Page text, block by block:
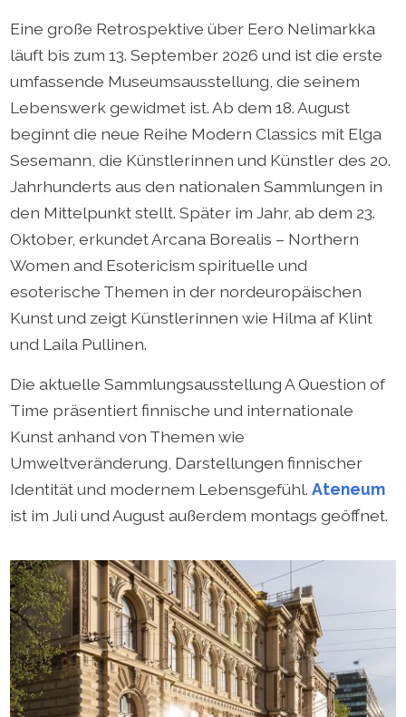
Eine große Retrospektive über Eero Nelimarkka
läuft bis zum 13. September 2026 und ist die erste
umfassende Museumsausstellung, die seinem
Lebenswerk gewidmet ist. Ab dem 18. August
beginnt die neue Reihe Modern Classics mit Elga
Sesemann, die Künstlerinnen und Künstler des 20.
Jahrhunderts aus den nationalen Sammlungen in
den Mittelpunkt stellt. Später im Jahr, ab dem 23.
Oktober, erkundet Arcana Borealis – Northern
Women and Esotericism spirituelle und
esoterische Themen in der nordeuropäischen
Kunst und zeigt Künstlerinnen wie Hilma af Klint
und Laila Pullinen.
Die aktuelle Sammlungsausstellung A Question of
Time präsentiert finnische und internationale
Kunst anhand von Themen wie
Umweltveränderung, Darstellungen finnischer
Identität und modernem Lebensgefühl. Ateneum
ist im Juli und August außerdem montags geöffnet.